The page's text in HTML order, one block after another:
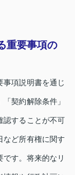
重要事項の
事項説明書を通じ
契約解除条件」
認することが不可
など所有権に関す
す。将来的なリ